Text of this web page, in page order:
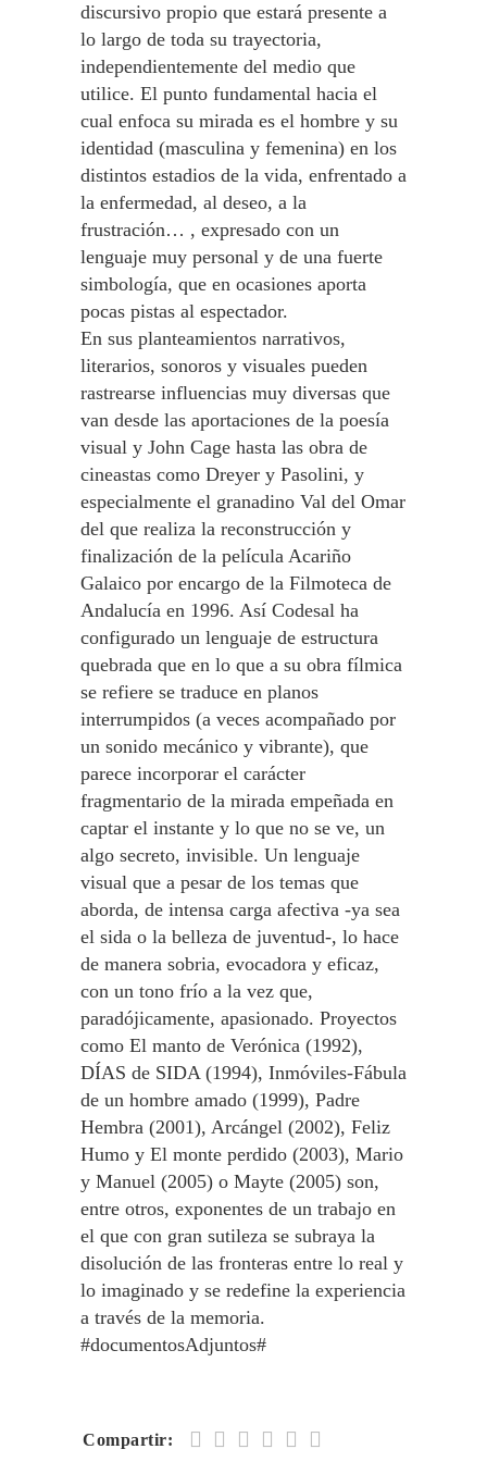
discursivo propio que estará presente a
lo largo de toda su trayectoria,
independientemente del medio que
utilice. El punto fundamental hacia el
cual enfoca su mirada es el hombre y su
identidad (masculina y femenina) en los
distintos estadios de la vida, enfrentado a
la enfermedad, al deseo, a la
frustración… , expresado con un
lenguaje muy personal y de una fuerte
simbología, que en ocasiones aporta
pocas pistas al espectador.
En sus planteamientos narrativos,
literarios, sonoros y visuales pueden
rastrearse influencias muy diversas que
van desde las aportaciones de la poesía
visual y John Cage hasta las obra de
cineastas como Dreyer y Pasolini, y
especialmente el granadino Val del Omar
del que realiza la reconstrucción y
finalización de la película Acariño
Galaico por encargo de la Filmoteca de
Andalucía en 1996. Así Codesal ha
configurado un lenguaje de estructura
quebrada que en lo que a su obra fílmica
se refiere se traduce en planos
interrumpidos (a veces acompañado por
un sonido mecánico y vibrante), que
parece incorporar el carácter
fragmentario de la mirada empeñada en
captar el instante y lo que no se ve, un
algo secreto, invisible. Un lenguaje
visual que a pesar de los temas que
aborda, de intensa carga afectiva -ya sea
el sida o la belleza de juventud-, lo hace
de manera sobria, evocadora y eficaz,
con un tono frío a la vez que,
paradójicamente, apasionado. Proyectos
como El manto de Verónica (1992),
DÍAS de SIDA (1994), Inmóviles-Fábula
de un hombre amado (1999), Padre
Hembra (2001), Arcángel (2002), Feliz
Humo y El monte perdido (2003), Mario
y Manuel (2005) o Mayte (2005) son,
entre otros, exponentes de un trabajo en
el que con gran sutileza se subraya la
disolución de las fronteras entre lo real y
lo imaginado y se redefine la experiencia
a través de la memoria.
#documentosAdjuntos#
Compartir: